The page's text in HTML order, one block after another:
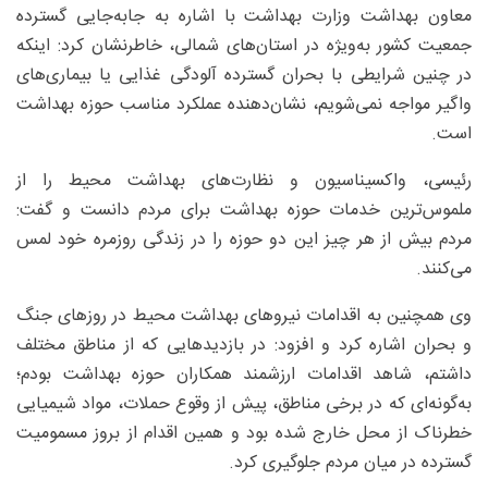
معاون بهداشت وزارت بهداشت با اشاره به جابه‌جایی گسترده
جمعیت کشور به‌ویژه در استان‌های شمالی، خاطرنشان کرد: اینکه
در چنین شرایطی با بحران گسترده آلودگی غذایی یا بیماری‌های
واگیر مواجه نمی‌شویم، نشان‌دهنده عملکرد مناسب حوزه بهداشت
است.
رئیسی، واکسیناسیون و نظارت‌های بهداشت محیط را از
ملموس‌ترین خدمات حوزه بهداشت برای مردم دانست و گفت:
مردم بیش از هر چیز این دو حوزه را در زندگی روزمره خود لمس
می‌کنند.
وی همچنین به اقدامات نیروهای بهداشت محیط در روزهای جنگ
و بحران اشاره کرد و افزود: در بازدیدهایی که از مناطق مختلف
داشتم، شاهد اقدامات ارزشمند همکاران حوزه بهداشت بودم؛
به‌گونه‌ای که در برخی مناطق، پیش از وقوع حملات، مواد شیمیایی
خطرناک از محل خارج شده بود و همین اقدام از بروز مسمومیت
گسترده در میان مردم جلوگیری کرد.